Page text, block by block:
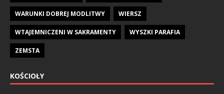
WARUNKI DOBREJ MODLITWY WIERSZ
WTAJEMNICZENI W SAKRAMENTY WYSZKI PARAFIA
ZEMSTA
KOŚCIOŁY